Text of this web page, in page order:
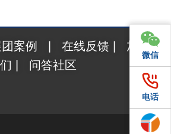
微信
电话
微信
电话
案例 在线反馈| 加入我
们
问答社区